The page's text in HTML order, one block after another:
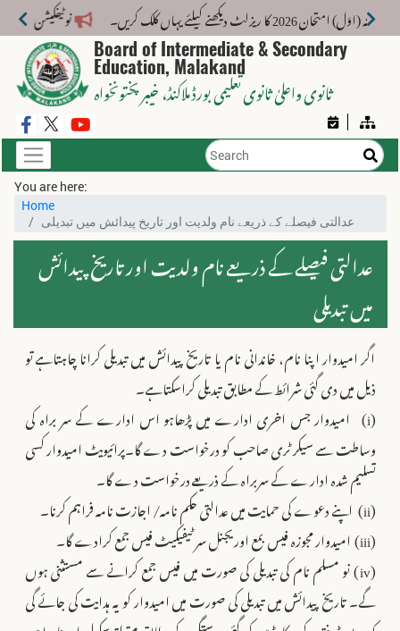
2026 کا ریزلٹ دیکھنے کیلئے یہاں کلک کریں۔ نوٹیفکیشن: بورڈ کی
Board of Intermediate & Secondary
Education, Malakand
ثانوی واعلیٰ ثانوی تعلیمی بورڈ ملاکنڈ، خیبر پختونخواہ
You are here:
Home
عدالتی فیصلے کے ذریعے نام ولدیت اور تاریخ پیدائش میں تبدیلی
عدالتی فیصلے کے ذریعے نام ولدیت اور تاریخ پیدائش
میں تبدیلی
اگر امیدوار اپنا نام، خاندانی نام یا تاریخ پیدائش میں تبدیلی کرانا چاہتاہے تو
ذیل میں دی گئی شرائط کے مطابق تبدیلی کراسکتاہے۔
(i)
امیدوار جس اخری ادارے میں پڑھاہو اس ادارے کے سر براہ کی
وساطت سے سیکر ٹری صاحب کو درخواست دے گا۔پرائیویٹ امیدوار کسی
تسلیم شدہ ادارے کے سربراہ کے ذریعے درخواست دے گا۔
(ii) اپنے دعوے کی حمایت میں عدالتی حکم نامہ/ اجازت نامہ فراہم کرنا۔
(iii) امیدوار مجوزہ فیس بمع اوریجنل سر ٹیفیکیٹ فیس جمع کرادے گا۔
(iv) نو مسلم نام کی تبدیلی کی صورت میں فیس جمع کرانے سے مستثنی ہوں
گے۔ تاریخ پیدائش میں تبدیلی کی صورت میں امیدوار کو یہ ہدایت کی جائے گی